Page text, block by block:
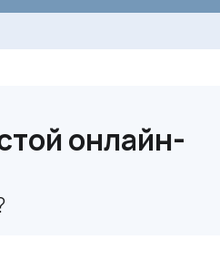
онлайн-